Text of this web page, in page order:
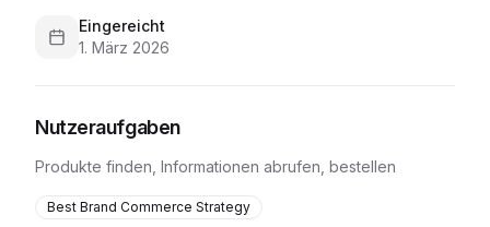
Eingereicht
1. März 2026
Nutzeraufgaben
Produkte finden, Informationen abrufen, bestellen
Best Brand Commerce Strategy